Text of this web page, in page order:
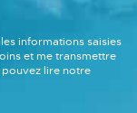
informations saisies
et me transmettre
lire notre